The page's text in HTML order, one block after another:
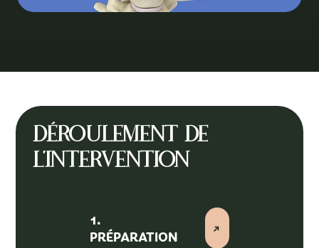
Déroulement de
l'intervention
1.
PRÉPARATION